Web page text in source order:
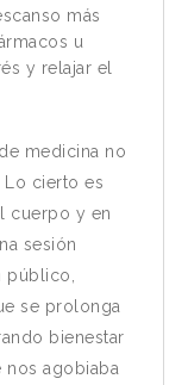
más
u
y relajar el
medicina no
Lo cierto es
cuerpo y en
sesión
público,
se prolonga
bienestar
agobiaba